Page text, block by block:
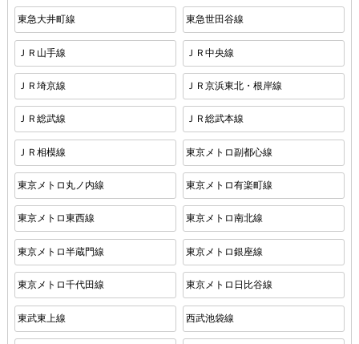
東急大井町線 東急世田谷線
ＪＲ山手線 ＪＲ中央線
ＪＲ埼京線 ＪＲ京浜東北・根岸線
ＪＲ総武線 ＪＲ総武本線
ＪＲ相模線 東京メトロ副都心線
東京メトロ丸ノ内線 東京メトロ有楽町線
東京メトロ東西線 東京メトロ南北線
東京メトロ半蔵門線 東京メトロ銀座線
東京メトロ千代田線 東京メトロ日比谷線
東武東上線 西武池袋線